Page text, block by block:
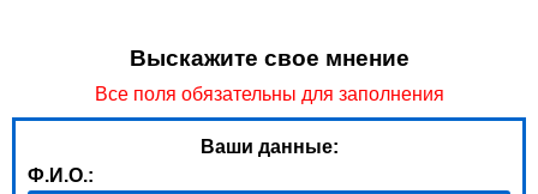
Выскажите свое мнение
Все поля обязательны для заполнения
Ваши данные:
Ф.И.О.: